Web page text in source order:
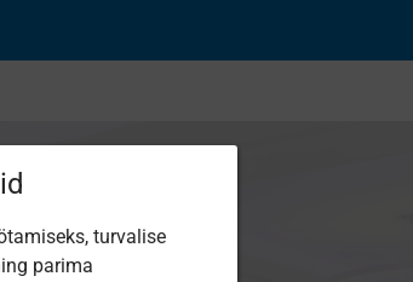
turvalise
parima